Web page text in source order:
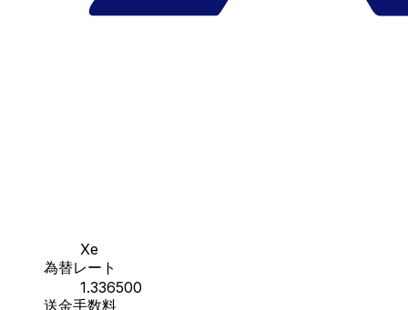
Xe
為替レート
1.336500
送金手数料